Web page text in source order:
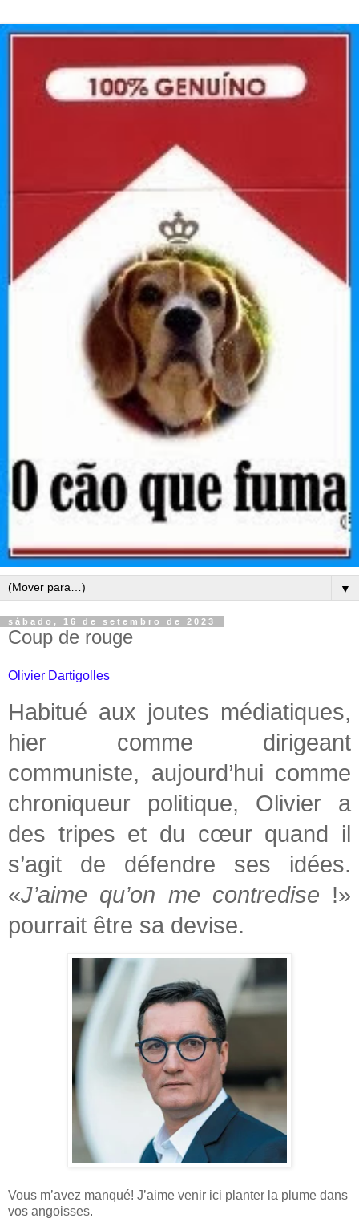
▼
sábado, 16 de setembro de 2023
Coup de rouge
Olivier Dartigolles
Habitué aux joutes médiatiques,
hier comme dirigeant
communiste, aujourd’hui comme
chroniqueur politique, Olivier a
des tripes et du cœur quand il
s’agit de défendre ses idées.
«J’aime qu’on me contredise !»
pourrait être sa devise.
Vous m’avez manqué! J’aime venir ici planter la plume dans
vos angoisses.